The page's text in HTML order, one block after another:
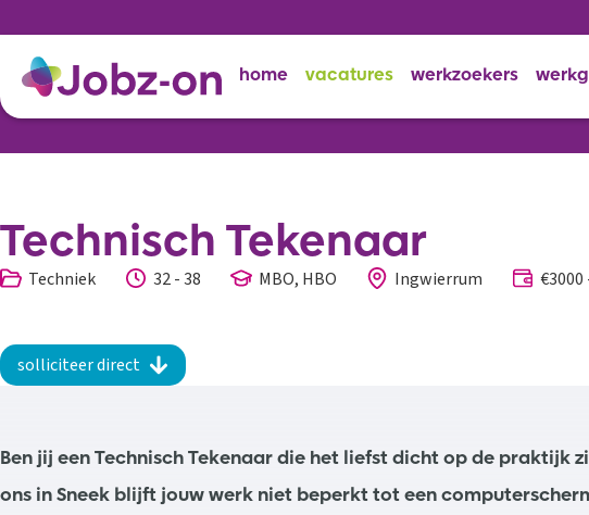
home vacatures werkzoekers
Technisch Tekenaar
Techniek 32 - 38 MBO, HBO Ingwierrum €3000
solliciteer direct
Ben jij een Technisch Tekenaar die het liefst dicht op de praktijk
ons in Sneek blijft jouw werk niet beperkt tot een